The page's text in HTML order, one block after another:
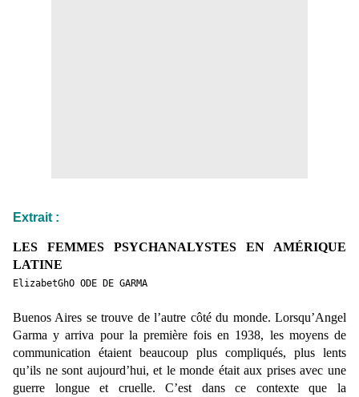
Extrait :
LES FEMMES PSYCHANALYSTES EN AMÉRIQUE
LATINE
ElizabetGhO ODE DE GARMA
Buenos Aires se trouve de l’autre côté du monde. Lorsqu’Angel
Garma y arriva pour la première fois en 1938, les moyens de
communication étaient beaucoup plus compliqués, plus lents
qu’ils ne sont aujourd’hui, et le monde était aux prises avec une
guerre longue et cruelle. C’est dans ce contexte que la